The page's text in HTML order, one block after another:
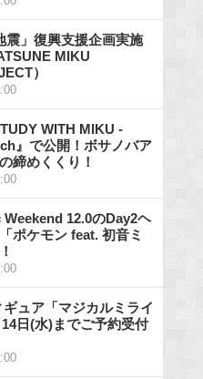
震」復興支援企画実施
MIKU
）
WITH MIKU -
』で公開！ボサノバア
締めくくり！
12.0のDay2ヘ
ポケモン feat. 初音ミ
ュア「マジカルミライ
日(水)までご予約受付